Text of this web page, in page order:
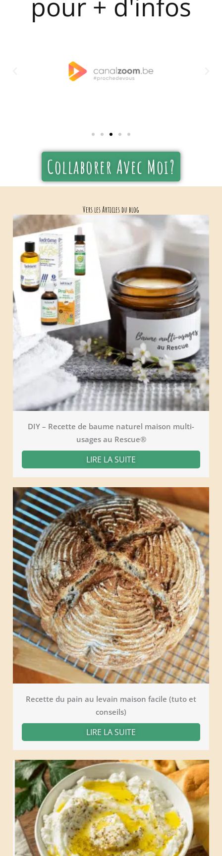
pour + d'infos
Collaborer Avec Moi?
Vers les Articles du blog
DIY – Recette de baume naturel maison multi-
usages au Rescue®
LIRE LA SUITE
Recette du pain au levain maison facile (tuto et
conseils)
LIRE LA SUITE